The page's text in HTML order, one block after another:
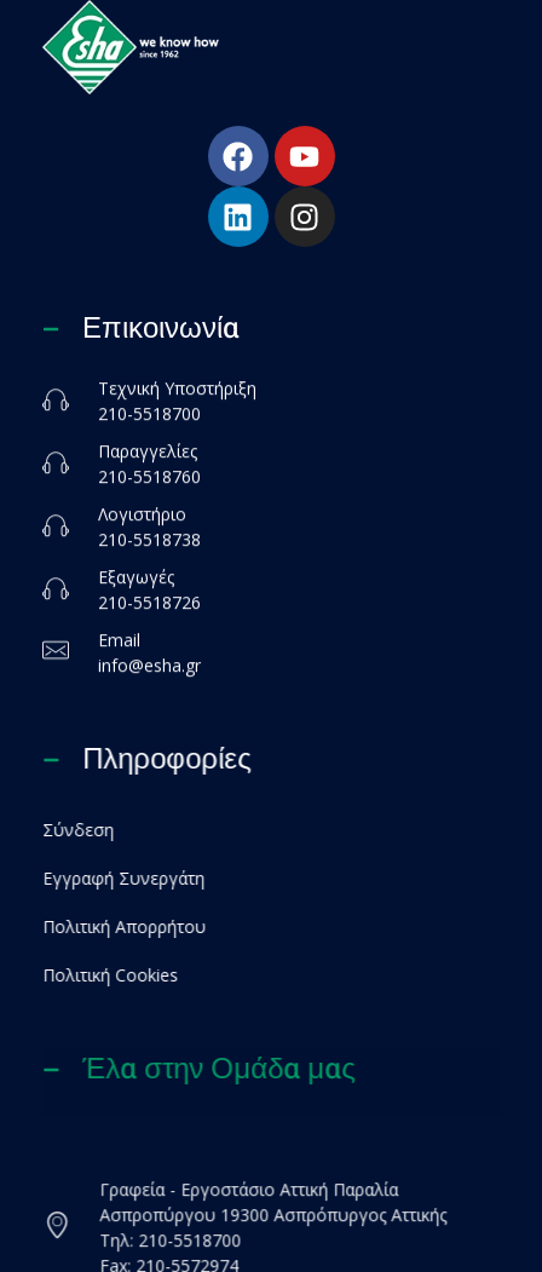
Επικοινωνία
Τεχνική Υποστήριξη
210-5518700
Παραγγελίες
210-5518760
Λογιστήριο
210-5518738
Εξαγωγές
210-5518726
Email
info@esha.gr
Πληροφορίες
Σύνδεση
Εγγραφή Συνεργάτη
Πολιτική Απορρήτου
Πολιτική Cookies
Έλα στην Ομάδα μας
Γραφεία - Εργοστάσιο Αττική Παραλία
Ασπροπύργου 19300 Ασπρόπυργος Αττικής
Τηλ: 210-5518700
Fax: 210-5572974